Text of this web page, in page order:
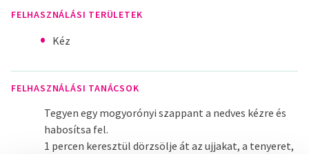
FELHASZNÁLÁSI TERÜLETEK
Kéz
FELHASZNÁLÁSI TANÁCSOK
Tegyen egy mogyorónyi szappant a nedves kézre és
habosítsa fel.
1 percen keresztül dörzsölje át az ujjakat, a tenyeret,